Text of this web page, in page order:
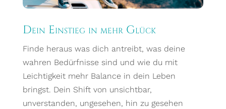
Dein Einstieg in mehr Glück
Finde heraus was dich antreibt, was deine
wahren Bedürfnisse sind und wie du mit
Leichtigkeit mehr Balance in dein Leben
bringst. Dein Shift von unsichtbar,
unverstanden, ungesehen, hin zu gesehen